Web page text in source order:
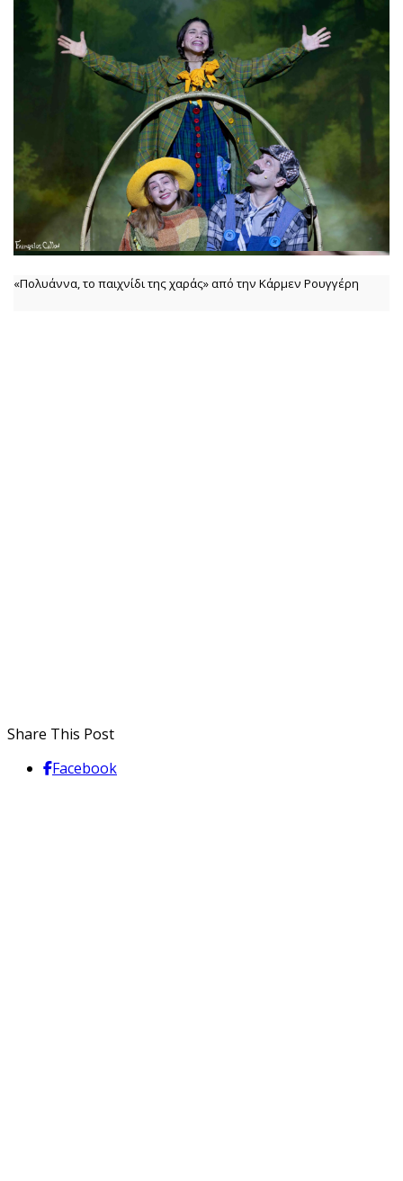
«Πολυάννα, το παιχνίδι της χαράς» από την Κάρμεν Ρουγγέρη
Share This Post
Facebook